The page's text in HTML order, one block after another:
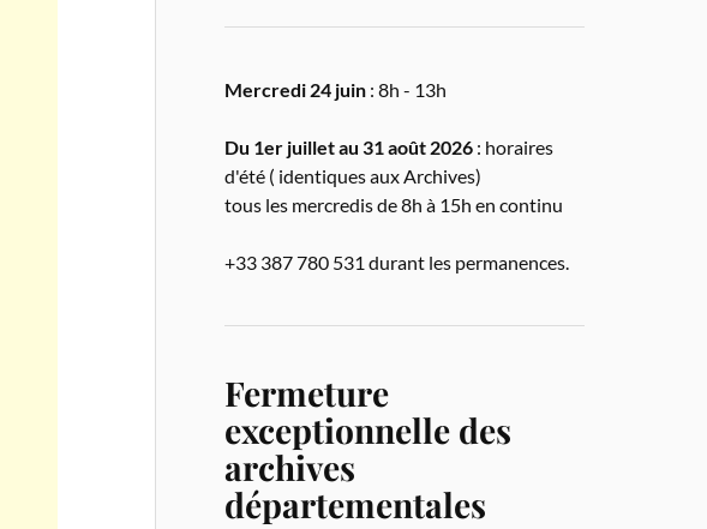
Mercredi 24 juin : 8h - 13h
Du 1er juillet au 31 août 2026 : horaires
d'été ( identiques aux Archives)
tous les mercredis de 8h à 15h en continu
+33 387 780 531 durant les permanences.
Fermeture
exceptionnelle des
archives
départementales